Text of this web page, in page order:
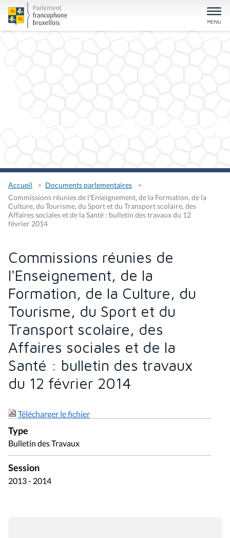
Accueil
Documents parlementaires
Commissions réunies de l'Enseignement, de la Formation, de la
Culture, du Tourisme, du Sport et du Transport scolaire, des
Affaires sociales et de la Santé : bulletin des travaux du 12
février 2014
Commissions réunies de
l'Enseignement, de la
Formation, de la Culture, du
Tourisme, du Sport et du
Transport scolaire, des
Affaires sociales et de la
Santé : bulletin des travaux
du 12 février 2014
Télécharger le fichier
Type
Bulletin des Travaux
Session
2013 - 2014